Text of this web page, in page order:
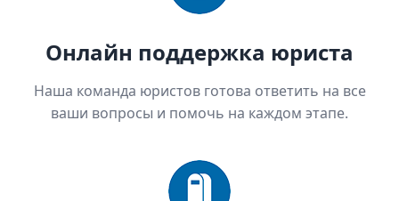
Онлайн поддержка юриста
Наша команда юристов готова ответить на все
ваши вопросы и помочь на каждом этапе.